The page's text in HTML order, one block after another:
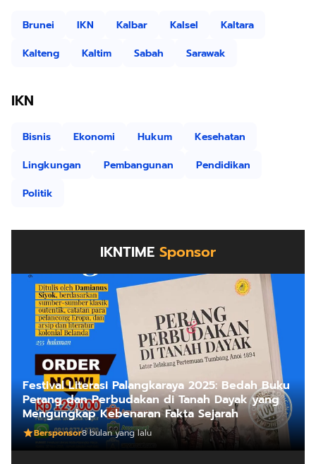
Brunei IKN Kalbar Kalsel
Kaltara
Kalteng
Kaltim Sabah Sarawak
IKN
Bisnis Ekonomi Hukum
Kesehatan
Lingkungan
Pembangunan
Pendidikan
Politik
IKNTIME Sponsor
Festival Literasi Palangkaraya 2025: Bedah Buku
Perang dan Perbudakan di Tanah Dayak yang
Mengungkap Kebenaran Fakta Sejarah
Bersponsor8 bulan yang lalu